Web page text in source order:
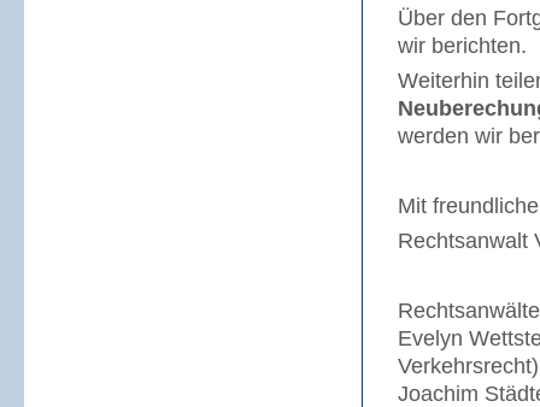
Über den
wir berichten.
Weiterhin
werden wir
Mit
Rechtsanwalt
Evelyn
Joachim